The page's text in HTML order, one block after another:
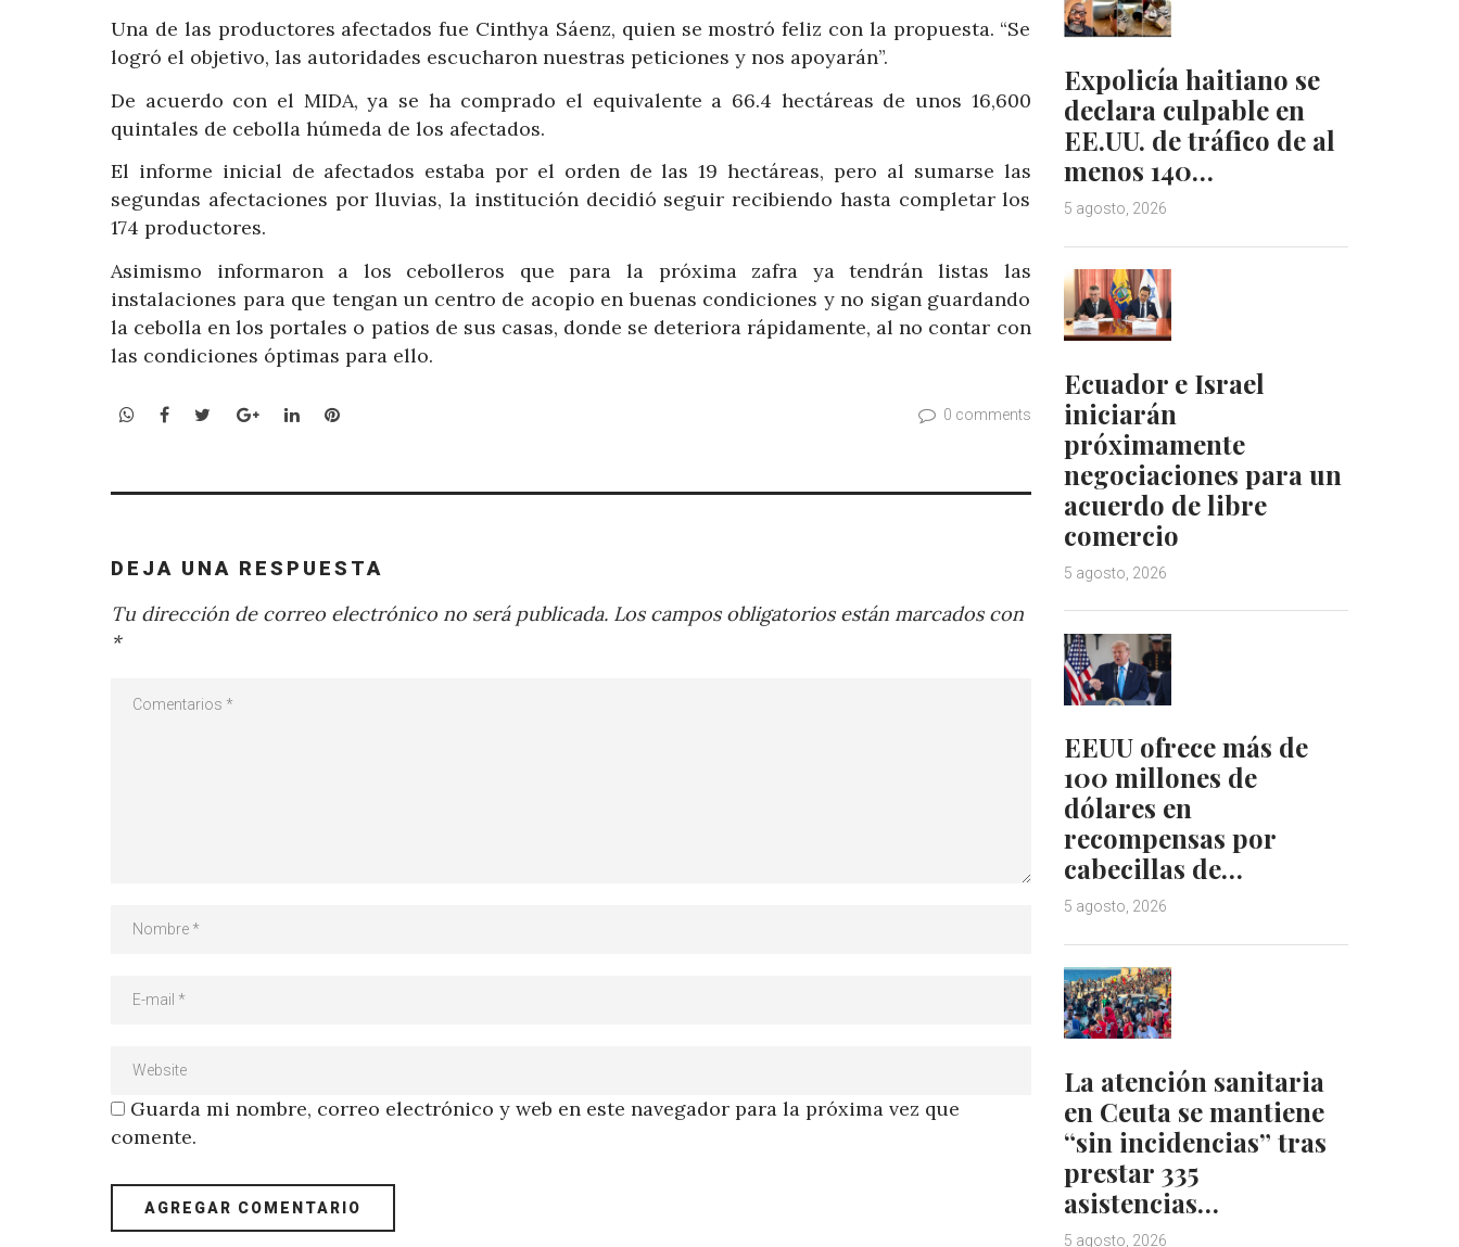
Una de las productores afectados fue Cinthya Sáenz, quien se mostró feliz con la propuesta. “Se
logró el objetivo, las autoridades escucharon nuestras peticiones y nos apoyarán”.
De acuerdo con el MIDA, ya se ha comprado el equivalente a 66.4 hectáreas de unos 16,600
quintales de cebolla húmeda de los afectados.
El informe inicial de afectados estaba por el orden de las 19 hectáreas, pero al sumarse las
segundas afectaciones por lluvias, la institución decidió seguir recibiendo hasta completar los
174 productores.
Asimismo informaron a los cebolleros que para la próxima zafra ya tendrán listas las
instalaciones para que tengan un centro de acopio en buenas condiciones y no sigan guardando
la cebolla en los portales o patios de sus casas, donde se deteriora rápidamente, al no contar con
las condiciones óptimas para ello.
WhatsApp
Facebook
TwitterGoogle+LinkedInPinterest 0 comments
DEJA UNA RESPUESTA
Tu dirección de correo electrónico no será publicada. Los campos obligatorios están marcados con
*
Guarda mi nombre, correo electrónico y web en este navegador para la próxima vez que
comente.
Expolicía haitiano se
declara culpable en
EE.UU. de tráfico de al
menos 140…
5 agosto, 2026
Ecuador e Israel
iniciarán
próximamente
negociaciones para un
acuerdo de libre
comercio
5 agosto, 2026
EEUU ofrece más de
100 millones de
dólares en
recompensas por
cabecillas de…
5 agosto, 2026
La atención sanitaria
en Ceuta se mantiene
“sin incidencias” tras
prestar 335
asistencias…
5 agosto, 2026